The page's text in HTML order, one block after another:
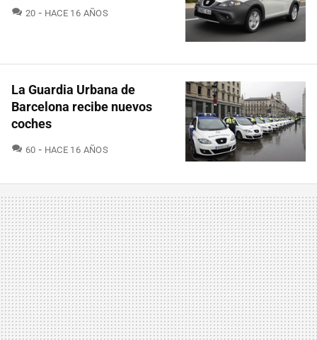
20 COMENTARIOS
HACE 16 AÑOS
La Guardia Urbana de
Barcelona recibe nuevos
coches
60 COMENTARIOS
HACE 16 AÑOS